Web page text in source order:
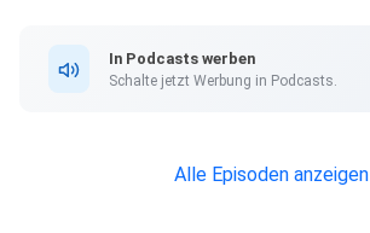
In Podcasts werben
Schalte jetzt Werbung in Podcasts.
Alle Episoden anzeigen